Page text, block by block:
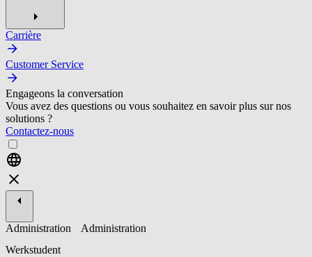
Carrière
Customer Service
Engageons la conversation
Vous avez des questions ou vous souhaitez en savoir plus sur nos
solutions ?
Contactez-nous
Administration
Werkstudent
Administration